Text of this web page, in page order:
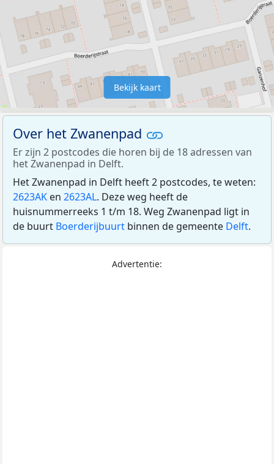
Bekijk kaart
Over het Zwanenpad
Er zijn 2 postcodes die horen bij de 18 adressen van
het Zwanenpad in Delft.
Het Zwanenpad in Delft heeft 2 postcodes, te weten:
2623AK en 2623AL. Deze weg heeft de
huisnummerreeks 1 t/m 18. Weg Zwanenpad ligt in
de buurt Boerderijbuurt binnen de gemeente Delft.
Advertentie: